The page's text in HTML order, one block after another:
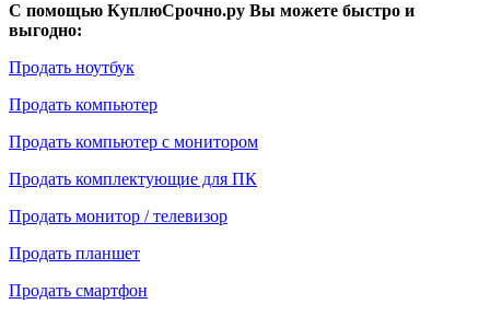
С помощью КуплюСрочно.ру Вы можете быстро и
выгодно:
Продать ноутбук
Продать компьютер
Продать компьютер с монитором
Продать комплектующие для ПК
Продать монитор / телевизор
Продать планшет
Продать смартфон